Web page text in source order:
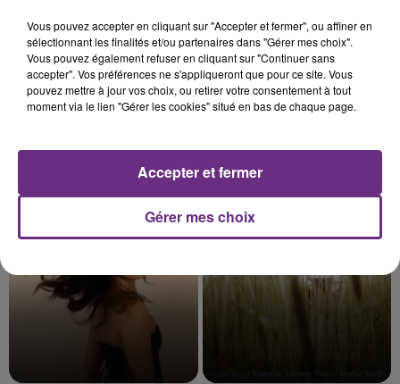
14h10
14h10
Vous pouvez accepter en cliquant sur "Accepter et fermer", ou affiner en
sélectionnant les finalités et/ou partenaires dans "Gérer mes choix".
Vous pouvez également refuser en cliquant sur "Continuer sans
accepter". Vos préférences ne s'appliqueront que pour ce site. Vous
pouvez mettre à jour vos choix, ou retirer votre consentement à tout
moment via le lien "Gérer les cookies" situé en bas de chaque page.
Gérer mes choix
Accepter et fermer